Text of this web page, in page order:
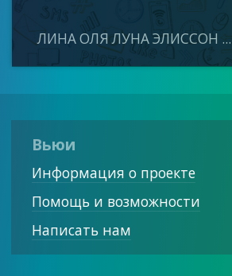
ЛИНА ОЛЯ ЛУНА ЭЛИССОН ...
Вьюи
Информация о проекте
Помощь и возможности
Написать нам